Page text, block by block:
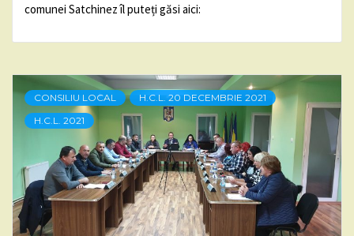
comunei Satchinez îl puteți găsi aici:
CONSILIU LOCAL
H.C.L. 20 DECEMBRIE 2021
H.C.L. 2021